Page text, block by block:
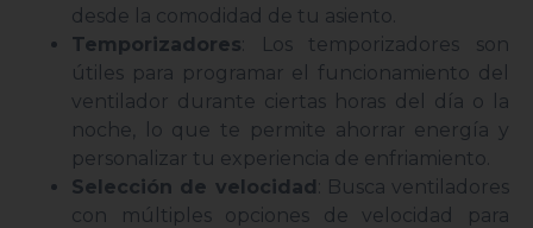
desde la comodidad de tu asiento.
Temporizadores : Los temporizadores son
útiles para programar el funcionamiento del
ventilador durante ciertas horas del día o la
noche, lo que te permite ahorrar energía y
personalizar tu experiencia de enfriamiento.
Selección de velocidad : Busca ventiladores
con múltiples opciones de velocidad para